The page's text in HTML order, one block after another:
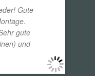
Gute
gute
und